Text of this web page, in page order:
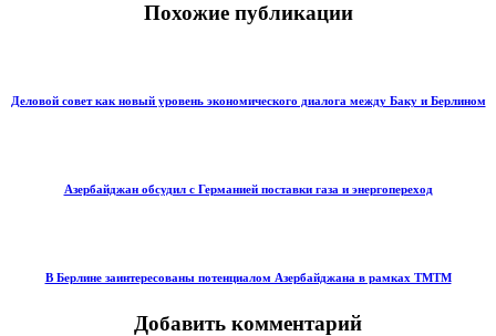
Похожие публикации
Деловой совет как новый уровень экономического диалога между Баку и Берлином
Азербайджан обсудил с Германией поставки газа и энергопереход
В Берлине заинтересованы потенциалом Азербайджана в рамках ТМТМ
Добавить комментарий